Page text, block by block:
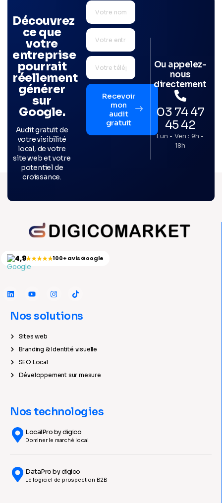
Découvrez
ce que
votre
entreprise
pourrait
réellement
générer
sur
Google.
Audit gratuit de
votre visibilité
local, de votre
site web et votre
potentiel de
croissance.
Recevoir
mon
audit
gratuit
Ou appelez-
nous
directement
03 74 47
45 42
Lun - Ven : 9h -
18h
4,9★★★★★100+ avis Google
Nos solutions
Sites web
Branding & Identité visuelle
SEO Local
Développement sur mesure
Nos technologies
LocalPro by digico
Dominer le marché local.
DataPro by digico
Le logiciel de prospection B2B